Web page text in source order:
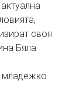
своя
Бяла
младежко